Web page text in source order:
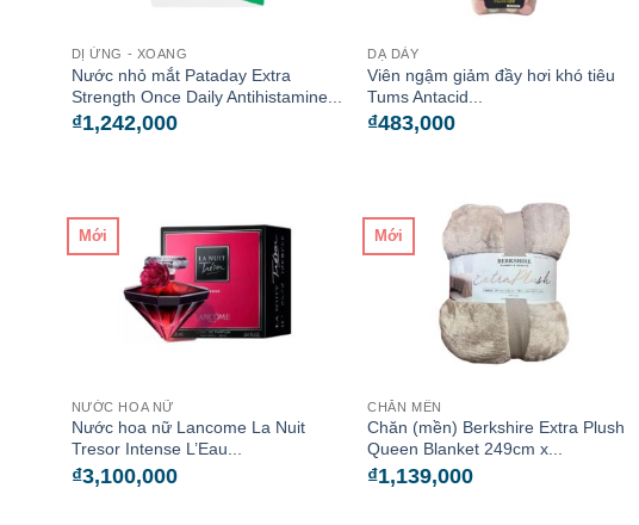
DỊ ỨNG - XOANG
Nước nhỏ mắt Pataday Extra
Strength Once Daily Antihistamine...
₫1,242,000
DẠ DÀY
Viên ngậm giảm đầy hơi khó tiêu
Tums Antacid...
₫483,000
Mới
NƯỚC HOA NỮ
Nước hoa nữ Lancome La Nuit
Tresor Intense L’Eau...
₫3,100,000
Mới
CHĂN MỀN
Chăn (mền) Berkshire Extra Plush
Queen Blanket 249cm x...
₫1,139,000